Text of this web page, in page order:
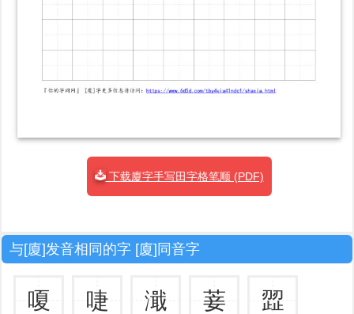
下载廈字手写田字格笔顺 (PDF)
与[廈]发音相同的字 [廈]同音字
嗄 啑 濈 菨 歰